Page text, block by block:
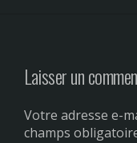
Laisser un
Votre adresse e-
champs